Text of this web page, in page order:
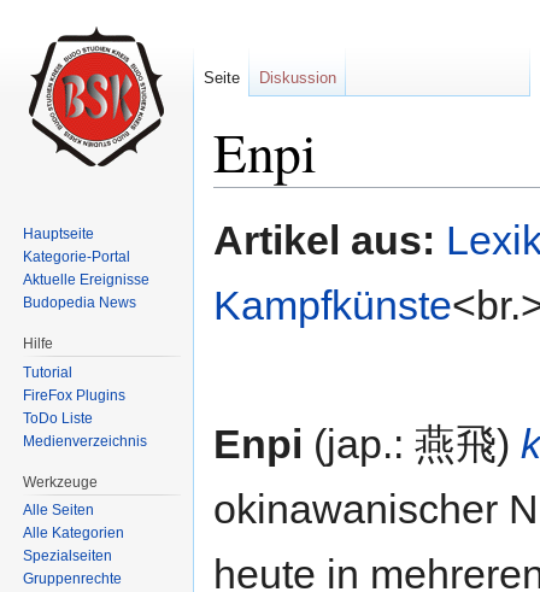
Enpi
Artikel aus:
Kampfkünste
Enpi (jap.: 燕飛)
okinawanischer
heute in
Seite Diskussion
Hauptseite
Kategorie-Portal
Aktuelle Ereignisse
Budopedia News
Hilfe
Tutorial
FireFox Plugins
ToDo Liste
Medienverzeichnis
Werkzeuge
Alle Seiten
Alle Kategorien
Spezialseiten
Gruppenrechte